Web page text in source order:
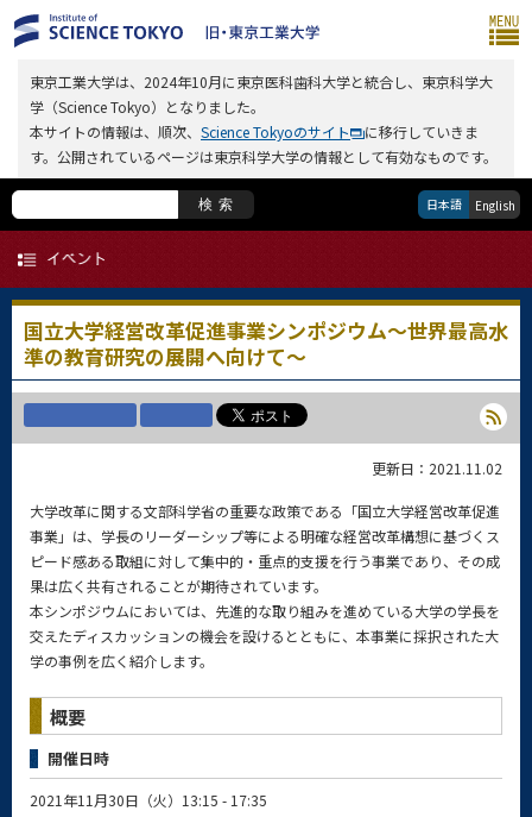
東京工業大学は、2024年10月に東京医科歯科大学と統合し、東京科学大
学（Science Tokyo）となりました。
本サイトの情報は、順次、 Science Tokyoのサイト
に移行していきま
す。公開されているページは東京科学大学の情報として有効なものです。
検索 日本語 English
国立大学経営改革促進事業シンポジウム～世界最高水
準の教育研究の展開へ向けて～
更新日：2021.11.02
大学改革に関する文部科学省の重要な政策である「国立大学経営改革促進
事業」は、学⾧のリーダーシップ等による明確な経営改革構想に基づくス
ピード感ある取組に対して集中的・重点的支援を行う事業であり、その成
果は広く共有されることが期待されています。
本シンポジウムにおいては、先進的な取り組みを進めている大学の学⾧を
交えたディスカッションの機会を設けるとともに、本事業に採択された大
学の事例を広く紹介します。
概要
開催日時
2021年11月30日（火）13:15 - 17:35